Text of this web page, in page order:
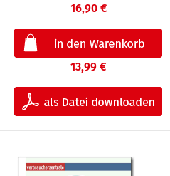
16,90 €
13,99 €